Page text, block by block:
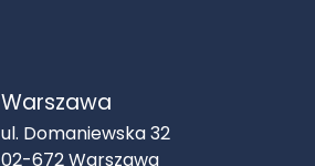
Warszawa
ul. Domaniewska 32
02-672Warszawa